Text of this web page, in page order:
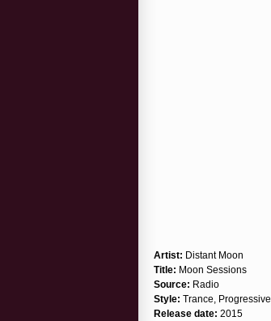
Artist: Distant Moon
Title: Moon Sessions
Source: Radio
Style: Trance, Progressive
Release date: 2015